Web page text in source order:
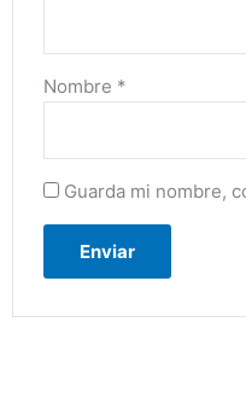
Nombre *
Guarda mi nombre,